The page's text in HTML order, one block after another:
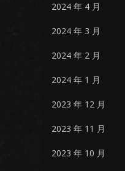
2024 年 4 月
2024 年 3 月
2024 年 2 月
2024 年 1 月
2023 年 12 月
2023 年 11 月
2023 年 10 月